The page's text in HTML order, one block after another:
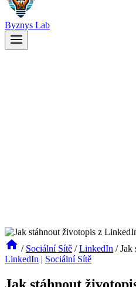
Byznys Lab
/ Sociální Sítě / LinkedIn / Jak
LinkedIn | Sociální Sítě